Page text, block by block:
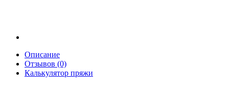
Описание
Отзывов (0)
Калькулятор пряжи